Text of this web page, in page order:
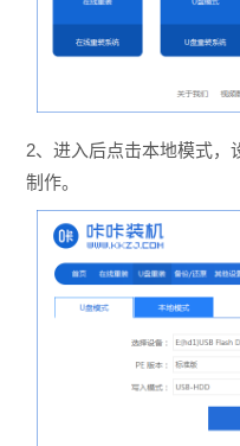
2、进入后点击本地模式，
制作。